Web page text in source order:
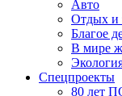
Авто
Отдых и
Благое
В мире
Спецпроекты
80 лет